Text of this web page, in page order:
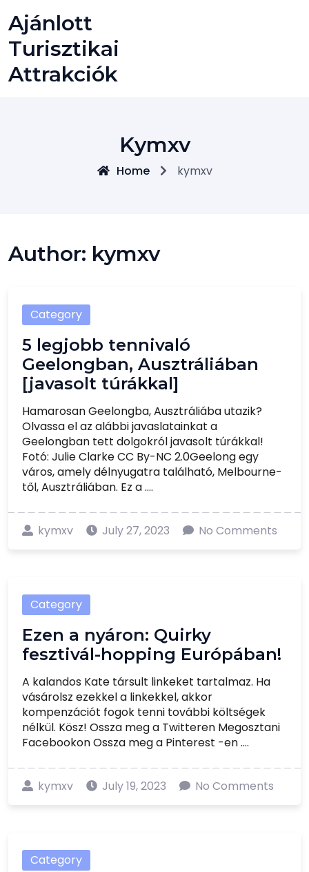
to
content
Ajánlott
Turisztikai
Attrakciók
Kymxv
Home kymxv
Author: kymxv
Category
5 legjobb tennivaló
Geelongban, Ausztráliában
[javasolt túrákkal]
Hamarosan Geelongba, Ausztráliába utazik?
Olvassa el az alábbi javaslatainkat a
Geelongban tett dolgokról javasolt túrákkal!
Fotó: Julie Clarke CC By-NC 2.0Geelong egy
város, amely délnyugatra található, Melbourne-
től, Ausztráliában. Ez a ....
kymxv July 27, 2023 No Comments
Category
Ezen a nyáron: Quirky
fesztivál-hopping Európában!
A kalandos Kate társult linkeket tartalmaz. Ha
vásárolsz ezekkel a linkekkel, akkor
kompenzációt fogok tenni további költségek
nélkül. Kösz! Ossza meg a Twitteren Megosztani
Facebookon Ossza meg a Pinterest -en ....
kymxv July 19, 2023 No Comments
Category